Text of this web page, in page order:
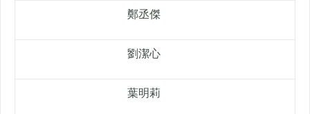
鄭丞傑
劉潔心
葉明莉